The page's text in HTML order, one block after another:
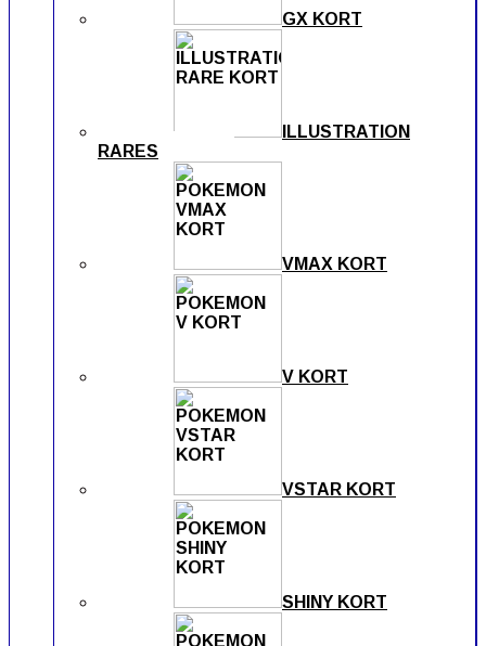
GX KORT
ILLUSTRATION
RARES
VMAX KORT
V KORT
VSTAR KORT
SHINY KORT